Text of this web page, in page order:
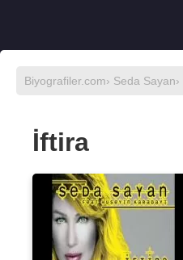
Biyografiler.com› Seda Sayan›
İftira